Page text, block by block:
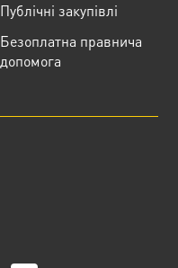
Публічні закупівлі
Безоплатна правнича
допомога